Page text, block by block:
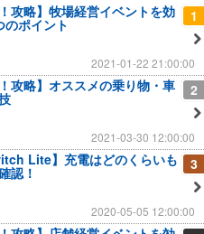
1
攻略】牧場経営イベントを効
のポイント
2021-01-22 21:00:00
2
攻略】オススメの乗り物・車
2021-03-30 12:00:00
3
Lite】充電はどのくらいも
認！
2020-05-05 12:00:00